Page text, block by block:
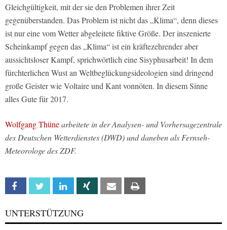
Gleichgültigkeit, mit der sie den Problemen ihrer Zeit
gegenüberstanden. Das Problem ist nicht das „Klima“, denn dieses
ist nur eine vom Wetter abgeleitete fiktive Größe. Der inszenierte
Scheinkampf gegen das „Klima“ ist ein kräftezehrender aber
aussichtsloser Kampf, sprichwörtlich eine Sisyphusarbeit! In dem
fürchterlichen Wust an Weltbeglückungsideologien sind dringend
große Geister wie Voltaire und Kant vonnöten. In diesem Sinne
alles Gute für 2017.
Wolfgang Thünearbeitete in der Analysen- und Vorhersagezentrale
des Deutschen Wetterdienstes (DWD) und daneben als Fernseh-
Meteorologe des ZDF.
Facebook Twitter Linkedin Xing Email
UNTERSTÜTZUNG